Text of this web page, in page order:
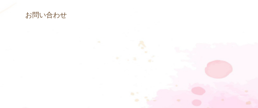
お問い合わせ